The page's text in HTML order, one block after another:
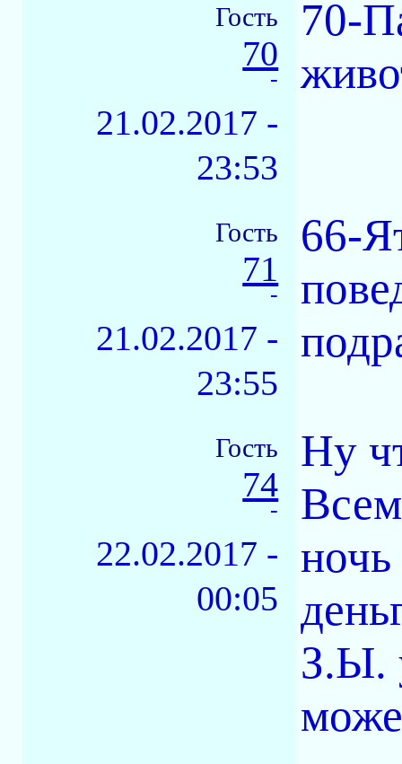
Гость
70
-
21.02.2017 -
23:53
70-
Гость
71
-
21.02.2017 -
23:55
66-
Гость
74
-
22.02.2017 -
00:05
Ну
ночь
З.Ы.